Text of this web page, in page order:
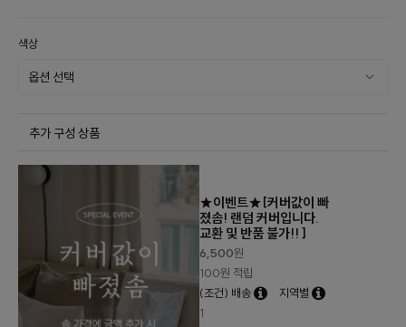
색상
추가 구성 상품
★이벤트★[커버값이 빠
졌솜! 랜덤 커버입니다.
교환 및 반품 불가!! ]
6,500원
100원 적립
(조건) 배송
지역별
1